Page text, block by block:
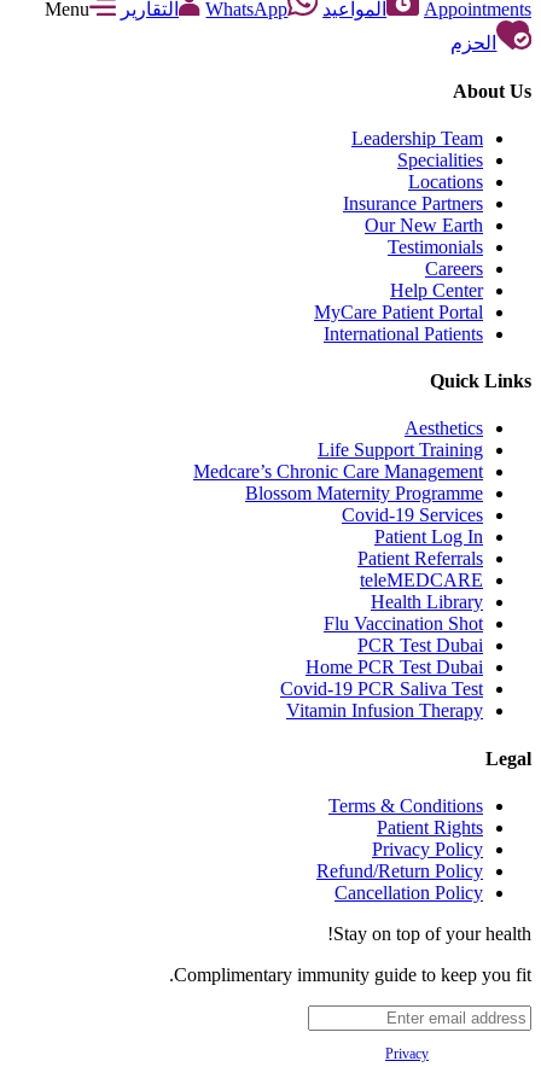
Appointments المواعيد WhatsApp التقارير
Menu
الحزم
About Us
Leadership Team
Specialities
Locations
Insurance Partners
Our New Earth
Testimonials
Careers
Help Center
MyCare Patient Portal
International Patients
Quick Links
Aesthetics
Life Support Training
Medcare’s Chronic Care Management
Blossom Maternity Programme
Covid-19 Services
Patient Log In
Patient Referrals
teleMEDCARE
Health Library
Flu Vaccination Shot
PCR Test Dubai
Home PCR Test Dubai
Covid-19 PCR Saliva Test
Vitamin Infusion Therapy
Legal
Terms & Conditions
Patient Rights
Privacy Policy
Refund/Return Policy
Cancellation Policy
Stay on top of your health!
Complimentary immunity guide to keep you fit.
Privacy